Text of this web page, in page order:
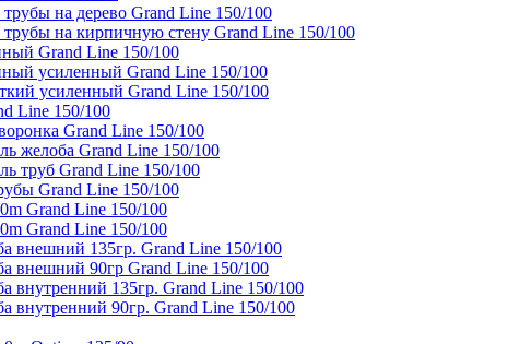
на дерево Grand Line 150/100
на кирпичную стену Grand Line 150/100
Grand Line 150/100
усиленный Grand Line 150/100
усиленный Grand Line 150/100
Line 150/100
Grand Line 150/100
желоба Grand Line 150/100
труб Grand Line 150/100
Grand Line 150/100
Grand Line 150/100
Grand Line 150/100
внешний 135гр. Grand Line 150/100
внешний 90гр Grand Line 150/100
внутренний 135гр. Grand Line 150/100
внутренний 90гр. Grand Line 150/100